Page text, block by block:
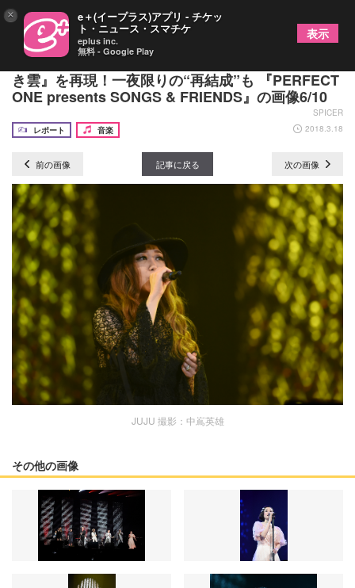
久保田利伸、JUJU、YONCEらが荒井由実『ひこう
き雲』を再現！一夜限りの“再結成”も 『PERFECT
ONE presents SONGS & FRIENDS』の画像6/10
SPICER
レポート
音楽 2018.3.18
前の画像 記事に戻る 次の画像
JUJU 撮影：中嶌英雄
その他の画像
× e＋(イープラス)アプリ - チケッ
ト・ニュース・スマチケ
eplus inc.
無料 - Google Play
表示